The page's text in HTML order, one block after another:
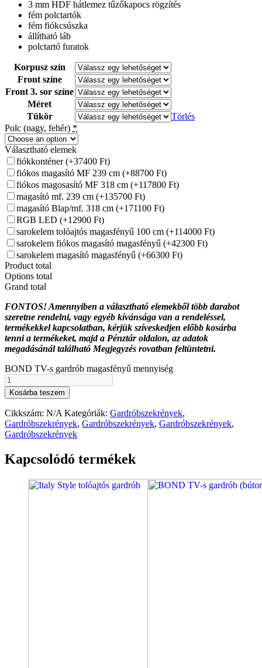
3 mm HDF hátlemez tűzőkapocs rögzítés
fém polctartók
fém fiókcsúszka
állítható láb
polctartó furatok
Korpusz szín
Front színe
Front 3. sor színe
Méret
Tükör
Törlés
Polc (nagy, fehér) *
Választható elemek
fiókkonténer(+37400 Ft)
fiókos magasító MF 239 cm (+88700 Ft)
fiókos magosasító MF 318 cm (+117800 Ft)
magasító mf. 239 cm (+135700 Ft)
magasító Blap/mf. 318 cm (+171100 Ft)
RGB LED (+12900 Ft)
sarokelem tolóajtós magasfényű 100 cm (+114000 Ft)
sarokelem fiókos magasító magasfényű (+42300 Ft)
sarokelem magasító magasfényű (+66300 Ft)
Product total
Options total
Grand total
FONTOS! Amennyiben a választható elemekből több darabot
szeretne rendelni, vagy egyéb kívánsága van a rendeléssel,
termékekkel kapcsolatban, kérjük szíveskedjen előbb kosárba
tenni a termékeket, majd a Pénztár oldalon, az adatok
megadásánál található Megjegyzés rovatban feltüntetni.
BOND TV-s gardrób magasfényű mennyiség
Kosárba teszem
Cikkszám: N/A Kategóriák: Gardróbszekrények,
Gardróbszekrények, Gardróbszekrények, Gardróbszekrények,
Gardróbszekrények
Kapcsolódó termékek